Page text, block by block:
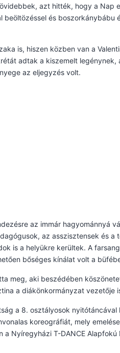
azt hitték, hogy a Nap
beöltözéssel és boszorkánybábu
is, hiszen közben van a
adtak a kiszemelt
az eljegyzés volt.
az immár hagyománnyá
az asszisztensek és
is a helyükre kerültek. A
bőséges kínálat volt a
meg, aki beszédében
a diákönkormányzat vezetője
a 8. osztályosok
koreográfiát, mely
Nyíregyházi T-DANCE